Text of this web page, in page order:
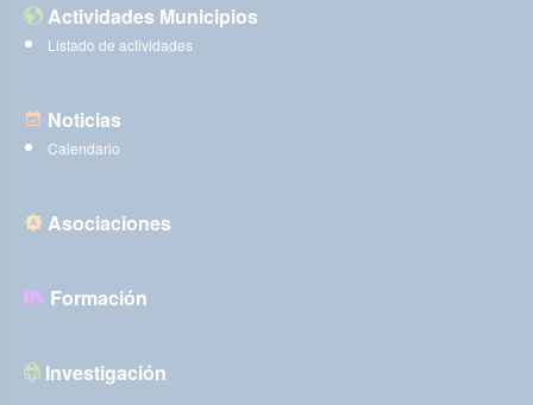
Actividades Municipios
Listado de actividades
Noticias
Calendario
Asociaciones
Formación
Investigación